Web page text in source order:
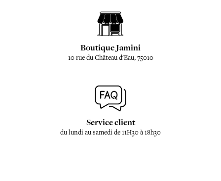
Boutique Jamini
10 rue du Château d'Eau, 75010
Service client
du lundi au samedi de 11H30 à 18h30